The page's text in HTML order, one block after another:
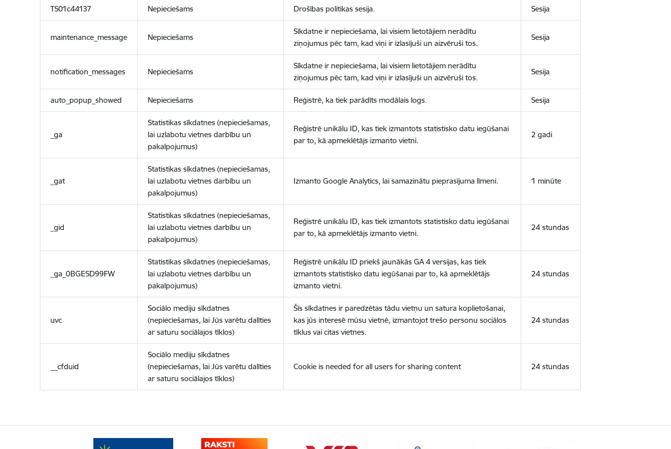
TS01c44137 Nepieciešams Drošības politikas sesija. Sesija
maintenance_message Nepieciešams
Sīkdatne ir nepieciešama, lai visiem lietotājiem nerādītu
ziņojumus pēc tam, kad viņi ir izlasījuši un aizvēruši tos.
Sesija
notification_messages Nepieciešams
Sīkdatne ir nepieciešama, lai visiem lietotājiem nerādītu
ziņojumus pēc tam, kad viņi ir izlasījuši un aizvēruši tos.
Sesija
auto_popup_showed Nepieciešams Reģistrē, ka tiek parādīts modālais logs. Sesija
_ga
Statistikas sīkdatnes (nepieciešamas,
lai uzlabotu vietnes darbību un
pakalpojumus)
Reģistrē unikālu ID, kas tiek izmantots statistisko datu iegūšanai
par to, kā apmeklētājs izmanto vietni.
2 gadi
_gat
Statistikas sīkdatnes (nepieciešamas,
lai uzlabotu vietnes darbību un
pakalpojumus)
Izmanto Google Analytics, lai samazinātu pieprasījuma līmeni. 1 minūte
_gid
Statistikas sīkdatnes (nepieciešamas,
lai uzlabotu vietnes darbību un
pakalpojumus)
Reģistrē unikālu ID, kas tiek izmantots statistisko datu iegūšanai
par to, kā apmeklētājs izmanto vietni.
24 stundas
_ga_0BGESD99FW
Statistikas sīkdatnes (nepieciešamas,
lai uzlabotu vietnes darbību un
pakalpojumus)
Reģistrē unikālu ID priekš jaunākās GA 4 versijas, kas tiek
izmantots statistisko datu iegūšanai par to, kā apmeklētājs
izmanto vietni.
24 stundas
uvc
Sociālo mediju sīkdatnes
(nepieciešamas, lai Jūs varētu dalīties
ar saturu sociālajos tīklos)
Šīs sīkdatnes ir paredzētas tādu vietņu un satura koplietošanai,
kas jūs interesē mūsu vietnē, izmantojot trešo personu sociālos
tīklus vai citas vietnes.
24 stundas
__cfduid
Sociālo mediju sīkdatnes
(nepieciešamas, lai Jūs varētu dalīties
ar saturu sociālajos tīklos)
Cookie is needed for all users for sharing content 24 stundas